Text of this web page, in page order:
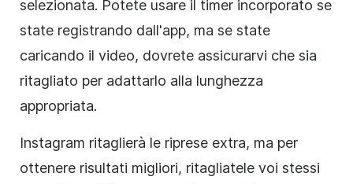
selezionata. Potete usare il timer incorporato se
state registrando dall'app, ma se state
caricando il video, dovrete assicurarvi che sia
ritagliato per adattarlo alla lunghezza
appropriata.
Instagram ritaglierà le riprese extra, ma per
ottenere risultati migliori, ritagliatele voi stessi